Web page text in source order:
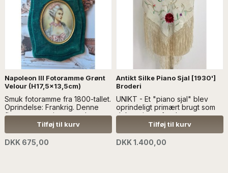
Napoleon III Fotoramme Grønt
Velour (H17,5x13,5cm)
Smuk fotoramme fra 1800-tallet.
Oprindelse: Frankrig. Denne
fine ramme er i grønt velour, og
er perfekt til at vise historiske
fotos. ..Læs mere SÆLGES
UDEN ANDEN DEKORATION
Tilføj til kurv
DKK 675,00
Antikt Silke Piano Sjal [1930']
Broderi
UNIKT - Et "piano sjal" blev
oprindeligt primært brugt som
dekoration, ofte draperet over
klaverer eller kommoder i
slutningen af det 1800-tallet, og
starten af 1900-tallet...læs mere
SÆLGES UDEN ANDEN
Tilføj til kurv
DKK 1.400,00